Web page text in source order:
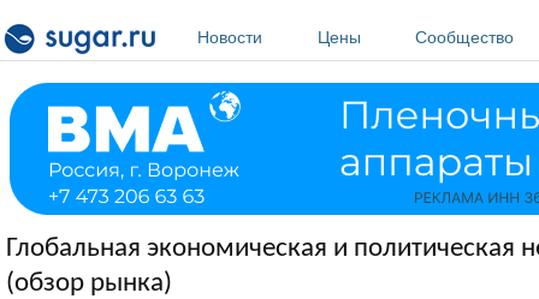
Новости
Цены Сообщество
Глобальная экономическая и политическая
(обзор рынка)